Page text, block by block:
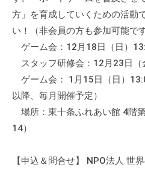
方」を育成していくための活動
い！（非会員の方も参加可能で
ゲーム会：12月18日（日）
スタッフ研修会：12月23日
ゲーム会： 1月15日（日）
以降、毎月開催予定）
場所：東十条ふれあい館 4階
14）
【申込＆問合せ】 NPO法人 世